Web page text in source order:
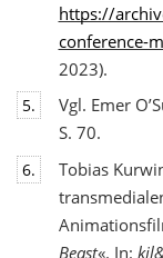
https://
conference-
2023).
5.
Vgl. Emer
S. 70.
6.
Tobias
Beast«. In: